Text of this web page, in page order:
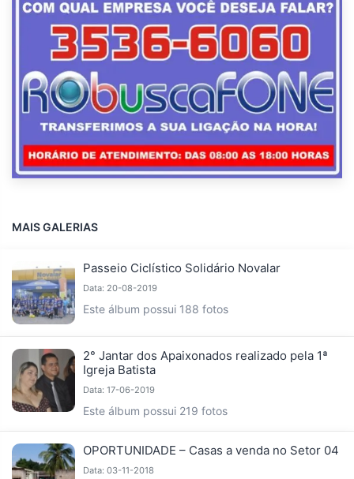
MAIS GALERIAS
Passeio Ciclístico Solidário Novalar
Data: 20-08-2019
Este álbum possui 188 fotos
2° Jantar dos Apaixonados realizado pela 1ª
Igreja Batista
Data: 17-06-2019
Este álbum possui 219 fotos
OPORTUNIDADE – Casas a venda no Setor 04
Data: 03-11-2018